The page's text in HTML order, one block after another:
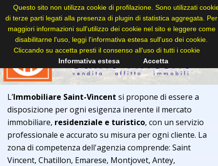
L’Immobiliare Saint-Vincent si propone di essere a
disposizione per ogni esigenza inerente il mercato
immobiliare, residenziale e turistico, con un servizio
professionale e accurato su misura per ogni cliente. La
zona di competenza dell'agenzia comprende: Saint
Vincent, Chatillon, Emarese, Montjovet, Antey,
Questo sito non utilizza cookie di profilazione. Sono utilizzati
di terze parti legati alla presenza di plugin di statistica aggregata. Per
maggiori informazioni sull'utilizzo dei cookie nel sito e leggere come
disabilitarne l'uso, leggi l'informativa estesa sull'uso dei cookie.
Cliccando su accetta presti il consenso all'uso di tutti i cookie
Informativa estesa
Accetta